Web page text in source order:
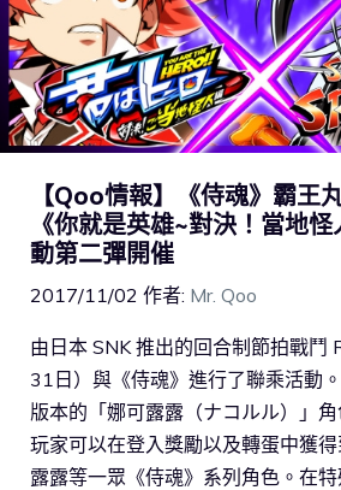
【Qoo情報】《侍魂》霸王
《你就是英雄~對決！當地
動第二彈開催
2017/11/02 作者: Mr. Qoo
由日本 SNK 推出的回合制節拍戰鬥
31日）與《侍魂》進行了聯乘活動
版本的「娜可露露（ナコルル）」角
玩家可以在登入獎勵以及轉蛋中獲
露露等一眾《侍魂》系列角色。在